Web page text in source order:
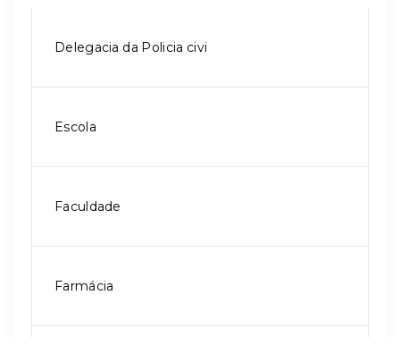
Delegacia da Policia civi
Escola
Faculdade
Farmácia